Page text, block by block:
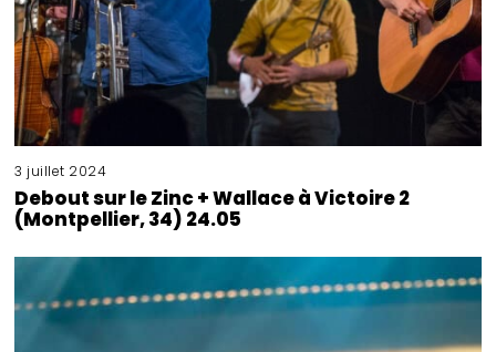
3 juillet 2024
Debout sur le Zinc + Wallace à Victoire 2
(Montpellier, 34) 24.05